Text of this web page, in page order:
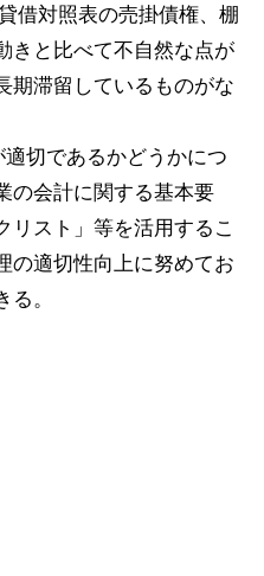
借対照表の売掛債権、棚
きと比べて不自然な点が
期滞留しているものがな
適切であるかどうかにつ
の会計に関する基本要
リスト」等を活用するこ
の適切性向上に努めてお
。